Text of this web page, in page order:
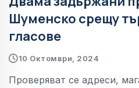
Шуменско срещу
гласове
10 Октомври, 2024
Проверяват се адреси,